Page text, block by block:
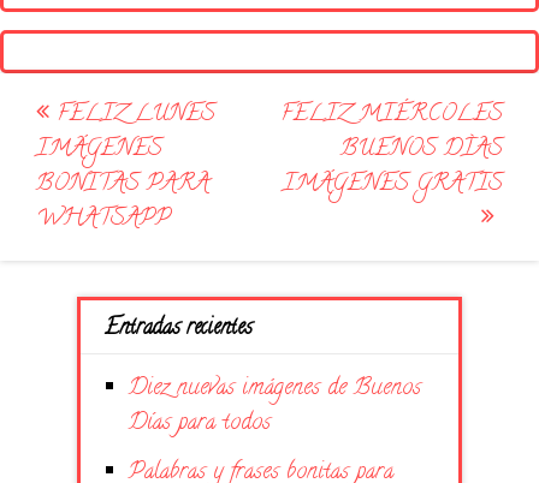
Post
navigation
FELIZ LUNES
IMÁGENES
BONITAS PARA
WHATSAPP
FELIZ MIÉRCOLES
BUENOS DÌAS
IMÁGENES GRATIS
Entradas recientes
Diez nuevas imágenes de Buenos
Días para todos
Palabras y frases bonitas para